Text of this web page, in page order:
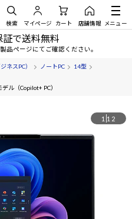
検索 マイページ カート 店舗情報 メニュー
で送料無料
品ページにてご確認ください。
ネスPC） ノートPC
14型
ル（Copilot+ PC）
1 12